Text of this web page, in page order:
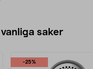
saker
-25%